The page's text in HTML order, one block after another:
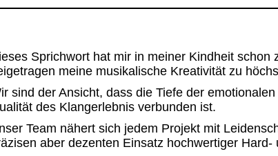
Sprichwort hat mir in meiner Kindheit schon
meine musikalische Kreativität zu
sind der Ansicht, dass die Tiefe der
des Klangerlebnis verbunden ist.
Team nähert sich jedem Projekt mit
aber dezenten Einsatz hochwertiger